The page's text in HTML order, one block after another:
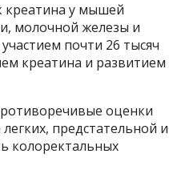
креатина у мышей
молочной железы и
почти 26 тысяч
креатина и развитием
оценки
предстательной и
колоректальных